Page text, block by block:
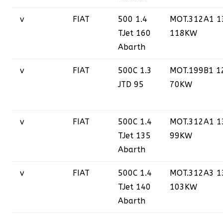
v FIAT
500 1.4
TJet 160
Abarth
MOT.312A1
118KW
v FIAT
500C 1.3
JTD 95
MOT.199B1
70KW
v FIAT
500C 1.4
TJet 135
Abarth
MOT.312A1
99KW
v FIAT
500C 1.4
TJet 140
Abarth
MOT.312A3
103KW